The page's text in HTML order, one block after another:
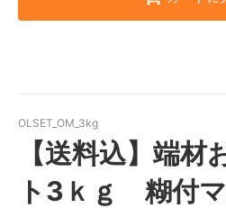
OLSET_OM_3kg
【送料込】端材
ト3ｋｇ 糊付